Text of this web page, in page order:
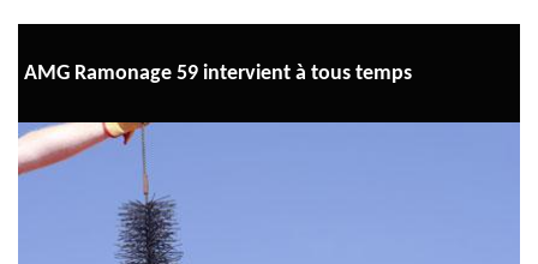
AMG Ramonage 59 intervient à tous temps